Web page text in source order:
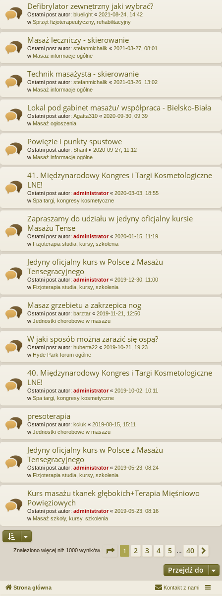
Defibrylator zewnętrzny jaki wybrać?
Ostatni post autor: bluelight « 2021-08-24, 14:42
w Sprzęt fizjoterapeutyczny, rehabilitacyjny
Masaż leczniczy - skierowanie
Ostatni post autor: stefanmichalik « 2021-03-27, 08:01
w Masaż informacje ogólne
Technik masażysta - skierowanie
Ostatni post autor: stefanmichalik « 2021-03-26, 13:02
w Masaż informacje ogólne
Lokal pod gabinet masażu/ współpraca - Bielsko-Biała
Ostatni post autor: Agatta310 « 2020-09-30, 09:39
w Masaż ogłoszenia
Powięzie i punkty spustowe
Ostatni post autor: Shant « 2020-09-27, 11:12
w Masaż informacje ogólne
41. Międzynarodowy Kongres i Targi Kosmetologiczne
LNE!
Ostatni post autor: administrator« 2020-03-03, 18:55
w Spa targi, kongresy kosmetyczne
Zapraszamy do udziału w jedyny oficjalny kursie
Masażu Tense
Ostatni post autor: administrator« 2020-01-15, 11:19
w Fizjoterapia studia, kursy, szkolenia
Jedyny oficjalny kurs w Polsce z Masażu
Tensegracyjnego
Ostatni post autor: administrator« 2019-12-30, 11:00
w Fizjoterapia studia, kursy, szkolenia
Masaz grzebietu a zakrzepica nog
Ostatni post autor: barztar « 2019-11-21, 12:50
w Jednostki chorobowe w masażu
W jaki sposób można zarazić się ospą?
Ostatni post autor: huberta22 « 2019-10-21, 19:23
w Hyde Park forum ogólne
40. Międzynarodowy Kongres i Targi Kosmetologiczne
LNE!
Ostatni post autor: administrator« 2019-10-02, 10:11
w Spa targi, kongresy kosmetyczne
presoterapia
Ostatni post autor: kciuk « 2019-08-15, 15:11
w Jednostki chorobowe w masażu
Jedyny oficjalny kurs w Polsce z Masażu
Tensegracyjnego
Ostatni post autor: administrator« 2019-05-23, 08:24
w Fizjoterapia studia, kursy, szkolenia
Kurs masażu tkanek głębokich+Terapia Mięśniowo
Powięziowych
Ostatni post autor: administrator« 2019-05-23, 08:16
w Masaż szkoły, kursy, szkolenia
Znaleziono więcej niż 1000 wyników Strona z 40
1 2 3 4 5 40
Przejdź do
Strona główna Kontakt z nami